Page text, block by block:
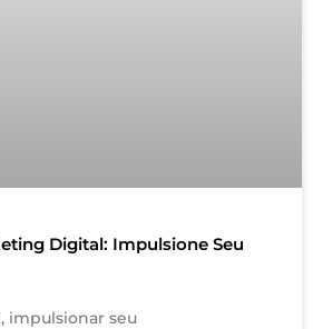
Digital: Impulsione Seu
impulsionar seu